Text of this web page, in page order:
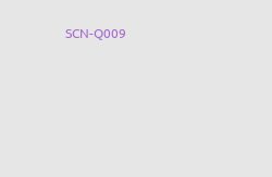
SCN-Q009